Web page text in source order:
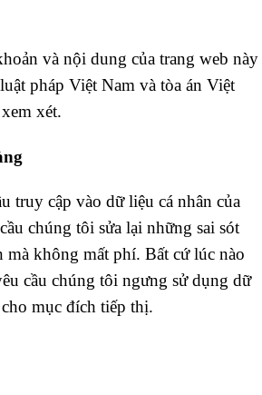
và nội dung của trang web này
pháp Việt Nam và tòa án Việt
xét.
truy cập vào dữ liệu cá nhân của
chúng tôi sửa lại những sai sót
mà không mất phí. Bất cứ lúc nào
cầu chúng tôi ngưng sử dụng dữ
mục đích tiếp thị.